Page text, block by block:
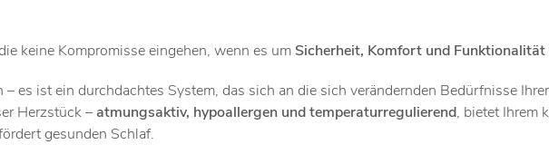
keine Kompromisse eingehen, wenn es um Sicherheit, Komfort und Funktionalität
– es ist ein durchdachtes System, das sich an die sich verändernden Bedürfnisse
Herzstück – atmungsaktiv, hypoallergen und temperaturregulierend, bietet Ihrem
gesunden Schlaf.